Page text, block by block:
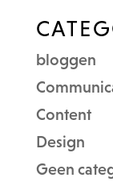
bloggen
Content
Design
Geen